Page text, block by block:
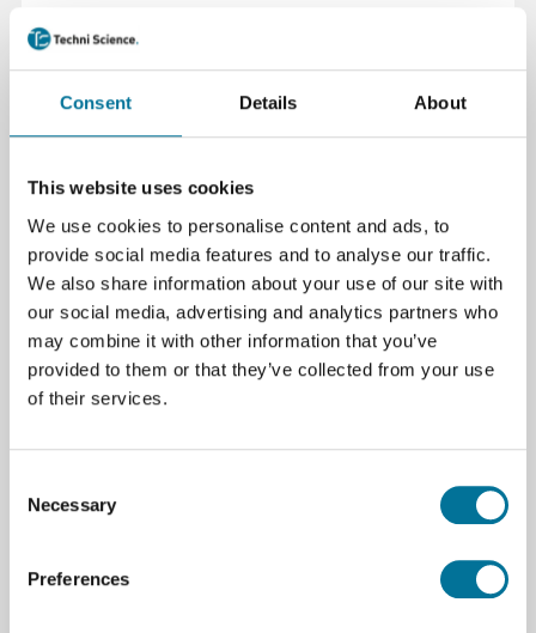
Consent Details About
This website uses cookies
We use cookies to personalise content and ads, to
provide social media features and to analyse our traffic.
We also share information about your use of our site with
our social media, advertising and analytics partners who
may combine it with other information that you’ve
provided to them or that they’ve collected from your use
of their services.
Selection
Necessary
Preferences
Artikelnummer
Zum Warenkorb hinzufügen
Seite drucken
Beschreibung
zuverlässige Energie für Geräte und Projekte.
elektronischen Systemen und Bastelarbeiten. Die